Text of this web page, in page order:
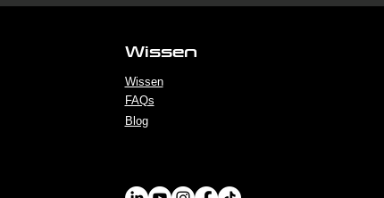
Wissen
Wissen
FAQs
Blog